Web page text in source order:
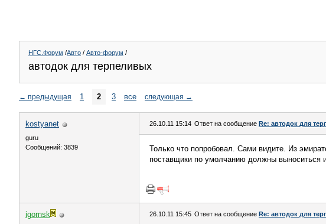
НГС.Форум /Авто / Авто-форум /
автодок для терпеливых
← предыдущая 1 2 3 все следующая →
kostyanet
guru
Сообщений: 3839
26.10.11 15:14 Ответ на сообщение Re: автодок для
Только что попробовал. Сами видите. Из
поставщики по умолчанию должны выноситься
igornsk 26.10.11 15:45 Ответ на сообщение Re: автодок для